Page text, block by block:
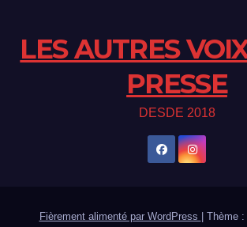
LES AUTRES
PRESSE
DESDE 2018
Fièrement alimenté par WordPress | Thème :